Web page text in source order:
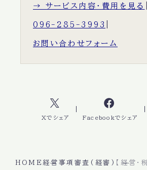
→ サービス内容・費用を見る
096-285-3993
お問い合わせフォーム
Xでシェア Facebookでシェア
HOME 経営事項審査(経審) 【経営